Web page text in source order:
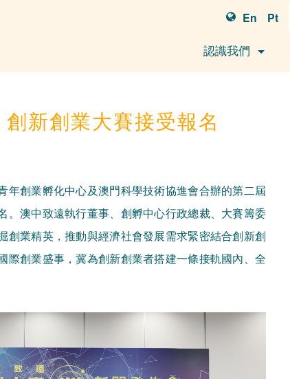
En Pt
認識我們
新創業大賽接受報名
年創業孵化中心及澳門科學技術協進會合辦的第二屆
。澳中致遠執行董事、創孵中心行政總裁、大賽籌委
創業精英，推動與經濟社會發展需求緊密結合創新創
際創業盛事，冀為創新創業者搭建一條接軌國內、全